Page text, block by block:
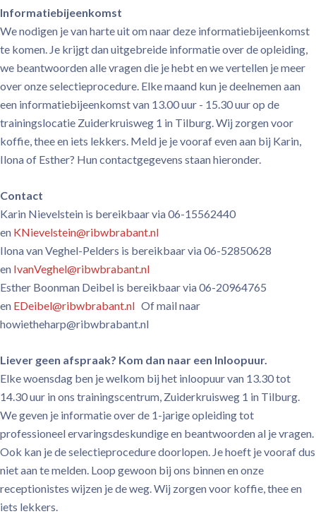
Informatiebijeenkomst
We nodigen je van harte uit om naar deze informatiebijeenkomst
te komen. Je krijgt dan uitgebreide informatie over de opleiding,
we beantwoorden alle vragen die je hebt en we vertellen je meer
over onze selectieprocedure. Elke maand kun je deelnemen aan
een informatiebijeenkomst van 13.00 uur - 15.30 uur op de
trainingslocatie Zuiderkruisweg 1 in Tilburg. Wij zorgen voor
koffie, thee en iets lekkers. Meld je je vooraf even aan bij Karin,
Ilona of Esther? Hun contactgegevens staan hieronder.
Contact
Karin Nievelstein is bereikbaar via 06-15562440
en KNievelstein@ribwbrabant.nl
Ilona van Veghel-Pelders is bereikbaar via 06-52850628
en IvanVeghel@ribwbrabant.nl
Esther Boonman Deibel is bereikbaar via 06-20964765
en EDeibel@ribwbrabant.nl Of mail naar
howietheharp@ribwbrabant.nl
Liever geen afspraak? Kom dan naar een Inloopuur.
Elke woensdag ben je welkom bij het inloopuur van 13.30 tot
14.30 uur in ons trainingscentrum, Zuiderkruisweg 1 in Tilburg.
We geven je informatie over de 1-jarige opleiding tot
professioneel ervaringsdeskundige en beantwoorden al je vragen.
Ook kan je de selectieprocedure doorlopen. Je hoeft je vooraf dus
niet aan te melden. Loop gewoon bij ons binnen en onze
receptionistes wijzen je de weg. Wij zorgen voor koffie, thee en
iets lekkers.